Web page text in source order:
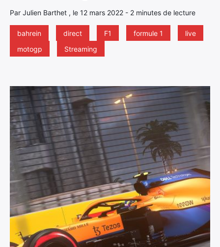
Par Julien Barthet , le 12 mars 2022 - 2 minutes de lecture
bahrein direct F1 formule 1
live
motogp
Streaming